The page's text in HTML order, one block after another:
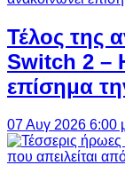
Τέλος της
Switch 2 –
επίσημα
07 Αυγ 2026 6:00